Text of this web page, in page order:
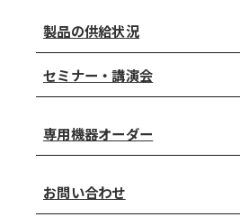
製品の供給状況
セミナー・講演会
専用機器オーダー
お問い合わせ